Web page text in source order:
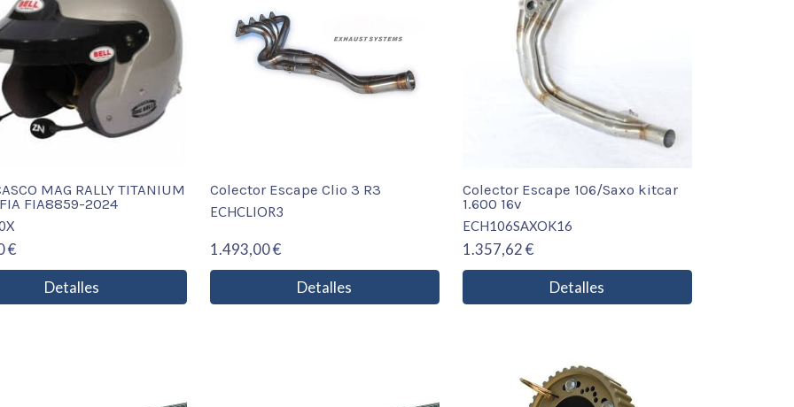
MAG RALLY TITANIUM
FIA8859-2024
€
Detalles
Colector Escape Clio 3 R3
ECHCLIOR3
1.493,00 €
Detalles
Colector Escape 106/Saxo kitcar
1.600 16v
ECH106SAXOK16
1.357,62 €
Detalles